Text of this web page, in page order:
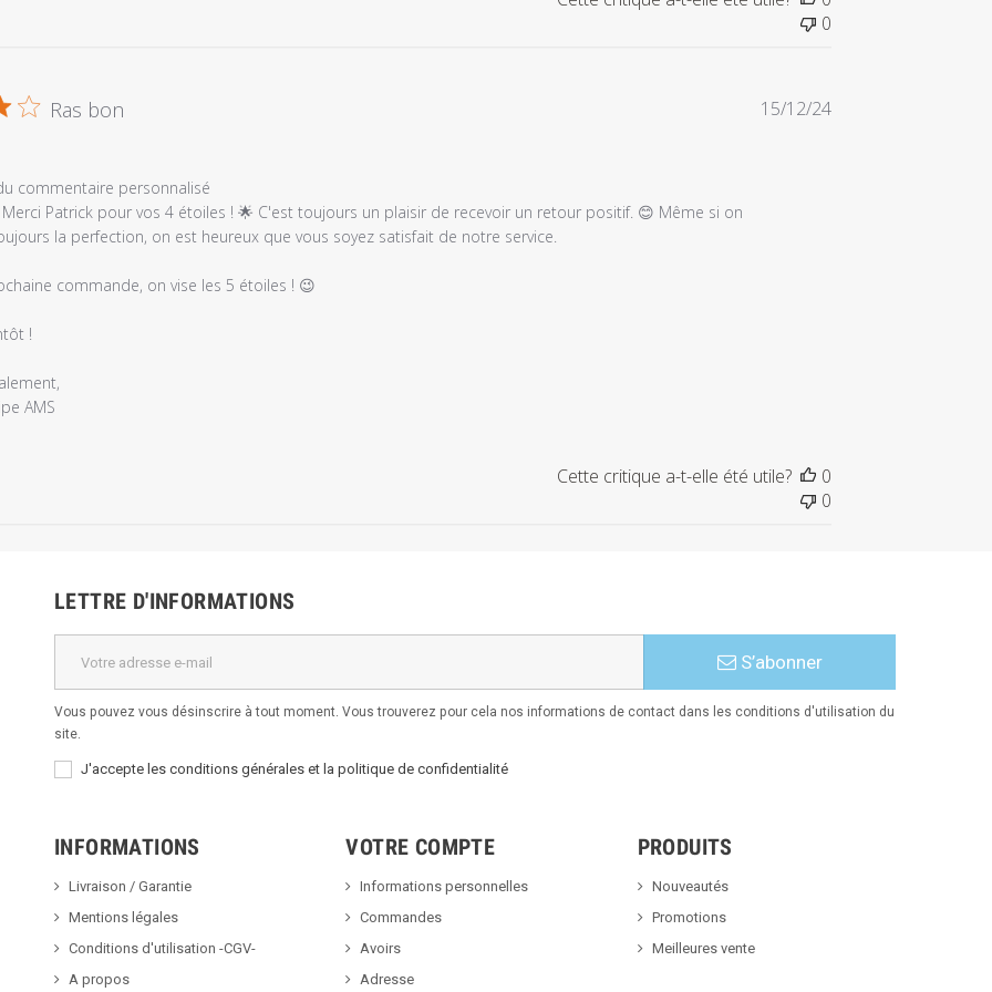
0
Ras bon
commentaire personnalisé
Merci Patrick pour vos 4 étoiles ! 🌟 C'est toujours un plaisir de recevoir un retour positif. 😊 Même si on
la perfection, on est heureux que vous soyez satisfait de notre service.
commande, on vise les 5 étoiles ! 😉
!
AMS
Date
15/12/24
Cette critique a-t-elle été utile?
0
0
LETTRE D'INFORMATIONS
S’abonner
Vous pouvez vous désinscrire à tout moment. Vous trouverez pour cela nos informations de contact dans les conditions d'utilisation du
site.
J'accepte les conditions générales et la politique de confidentialité
INFORMATIONS
Livraison / Garantie
Mentions légales
Conditions d'utilisation -CGV-
A propos
VOTRE COMPTE
Informations personnelles
Commandes
Avoirs
Adresse
PRODUITS
Nouveautés
Promotions
Meilleures vente